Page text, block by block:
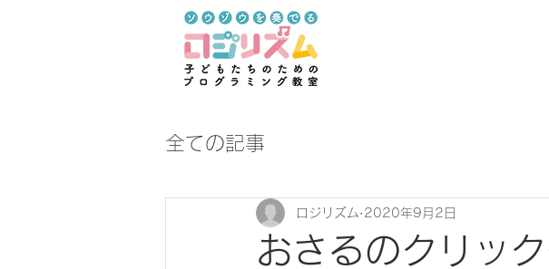
全ての記事
おさるのクリッ
ロジリズム 2020年9月2日